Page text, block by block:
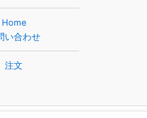
Home
い合わせ
注文